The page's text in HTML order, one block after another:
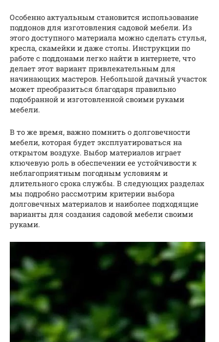
Особенно актуальным становится использование
поддонов для изготовления садовой мебели. Из
этого доступного материала можно сделать стулья,
кресла, скамейки и даже столы. Инструкции по
работе с поддонами легко найти в интернете, что
делает этот вариант привлекательным для
начинающих мастеров. Небольшой дачный участок
может преобразиться благодаря правильно
подобранной и изготовленной своими руками
мебели.
В то же время, важно помнить о долговечности
мебели, которая будет эксплуатироваться на
открытом воздухе. Выбор материалов играет
ключевую роль в обеспечении ее устойчивости к
неблагоприятным погодным условиям и
длительного срока службы. В следующих разделах
мы подробно рассмотрим критерии выбора
долговечных материалов и наиболее подходящие
варианты для создания садовой мебели своими
руками.